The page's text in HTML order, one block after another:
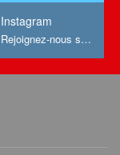
Instagram
Rejoignez-nous sur Instagram